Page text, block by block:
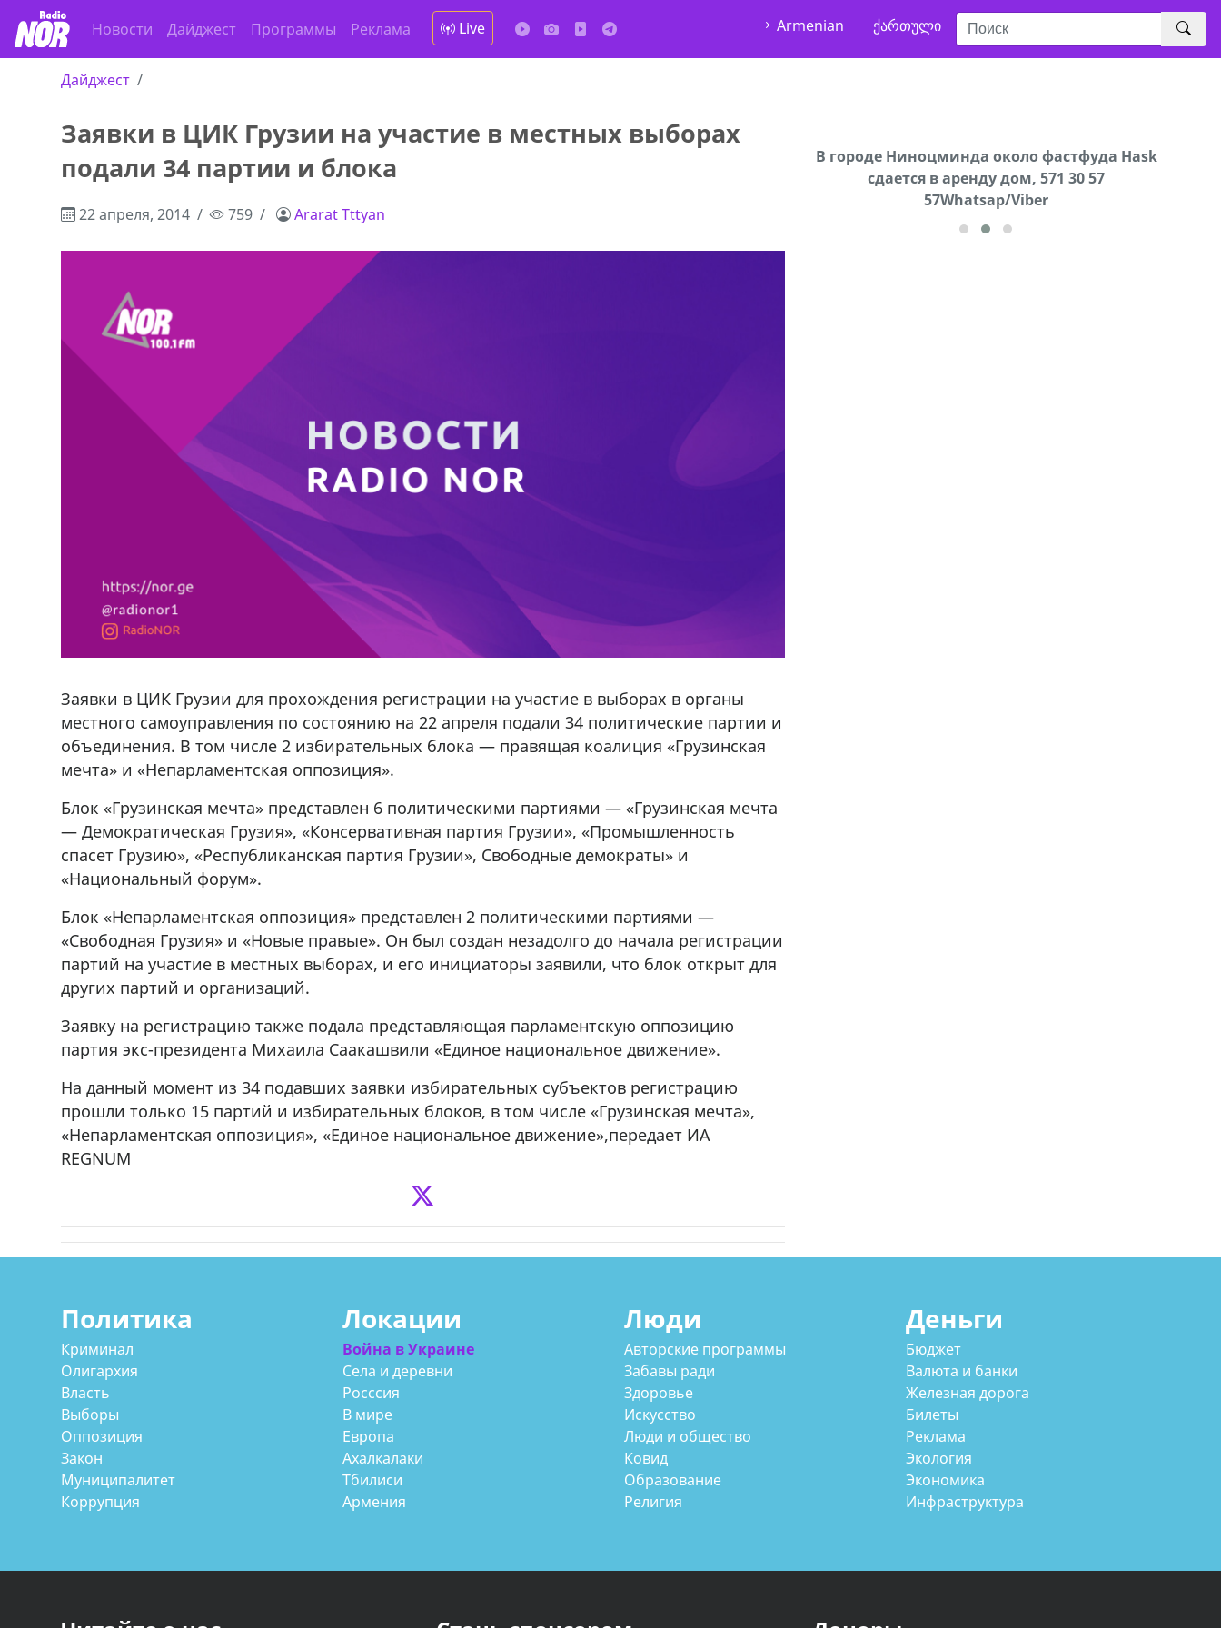
Новости Дайджест Программы Реклама Live Armenian ქართული
Дайджест
Заявки в ЦИК Грузии на участие в местных выборах
подали 34 партии и блока
22 апреля, 2014 759 Ararat Tttyan
Заявки в ЦИК Грузии для прохождения регистрации на участие в выборах в органы
местного самоуправления по состоянию на 22 апреля подали 34 политические партии и
объединения. В том числе 2 избирательных блока — правящая коалиция «Грузинская
мечта» и «Непарламентская оппозиция».
Блок «Грузинская мечта» представлен 6 политическими партиями — «Грузинская мечта
— Демократическая Грузия», «Консервативная партия Грузии», «Промышленность
спасет Грузию», «Республиканская партия Грузии», Свободные демократы» и
«Национальный форум».
Блок «Непарламентская оппозиция» представлен 2 политическими партиями —
«Свободная Грузия» и «Новые правые». Он был создан незадолго до начала регистрации
партий на участие в местных выборах, и его инициаторы заявили, что блок открыт для
других партий и организаций.
Заявку на регистрацию также подала представляющая парламентскую оппозицию
партия экс-президента Михаила Саакашвили «Единое национальное движение».
На данный момент из 34 подавших заявки избирательных субъектов регистрацию
прошли только 15 партий и избирательных блоков, в том числе «Грузинская мечта»,
«Непарламентская оппозиция», «Единое национальное движение»,передает ИА
REGNUM
Продается соль оптом и в розницу в
мешках, 500 22 47 42
В городе Ниноцминда около фастфуда Hask
cдается в аренду дом, 571 30 57
57Whatsap/Viber
Продается машина марки Prado,571 30 57
57Whatsap/Viber
Политика
Криминал
Олигархия
Власть
Выборы
Оппозиция
Закон
Муниципалитет
Коррупция
Локации
Война в Украине
Села и деревни
Росссия
В мире
Европа
Ахалкалаки
Тбилиси
Армения
Люди
Авторские программы
Забавы ради
Здоровье
Искусство
Люди и общество
Ковид
Образование
Религия
Деньги
Бюджет
Валюта и банки
Железная дорога
Билеты
Реклама
Экология
Экономика
Инфраструктура